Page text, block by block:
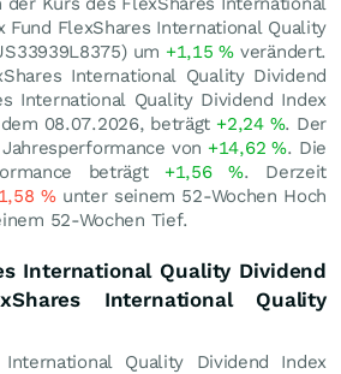
Fund FlexShares International Quality
um +1,15% verändert.
International Quality Dividend
International Quality Dividend Index
08.07.2026, beträgt +2,24 %. Der
von +14,62%. Die
beträgt +1,56%. Derzeit
%unter seinem 52-Wochen Hoch
52-Wochen Tief.
International Quality Dividend
International Quality
Quality Dividend Index